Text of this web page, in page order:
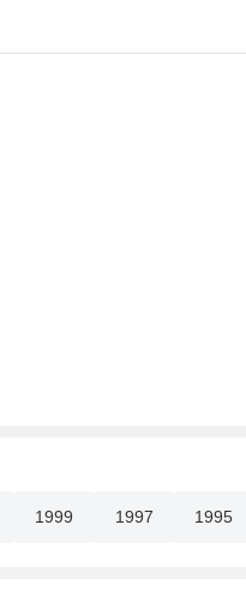
1999 1997 1995